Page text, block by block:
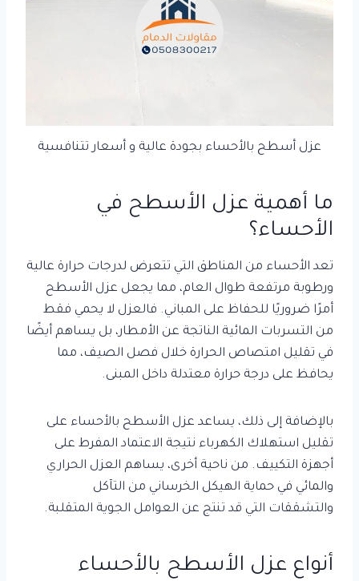
عزل أسطح بالأحساء بجودة عالية و أسعار تتنافسية
ما أهمية عزل الأسطح في
الأحساء؟
تعد الأحساء من المناطق التي تتعرض لدرجات حرارة عالية
ورطوبة مرتفعة طوال العام، مما يجعل عزل الأسطح
أمرًا ضروريًا للحفاظ على المباني. فالعزل لا يحمي فقط
من التسربات المائية الناتجة عن الأمطار، بل يساهم أيضًا
في تقليل امتصاص الحرارة خلال فصل الصيف، مما
يحافظ على درجة حرارة معتدلة داخل المبنى.
بالإضافة إلى ذلك، يساعد عزل الأسطح بالأحساء على
تقليل استهلاك الكهرباء نتيجة الاعتماد المفرط على
أجهزة التكييف. من ناحية أخرى، يساهم العزل الحراري
والمائي في حماية الهيكل الخرساني من التآكل
والتشققات التي قد تنتج عن العوامل الجوية المتقلبة.
أنواع عزل الأسطح بالأحساء